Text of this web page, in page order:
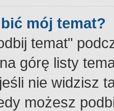
mój temat?
temat"
górę listy
nie widzisz
możesz